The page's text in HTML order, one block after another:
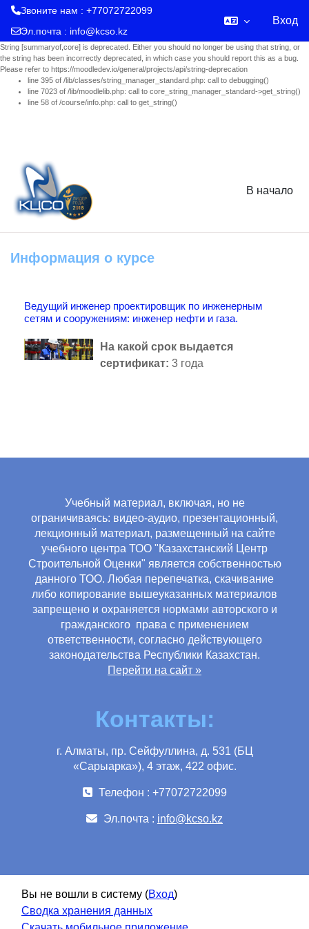
String [summaryof,core] is deprecated. Either you should no longer be using that string, or
the string has been incorrectly deprecated, in which case you should report this as a bug.
Please refer to https://moodledev.io/general/projects/api/string-deprecation
line 395 of /lib/classes/string_manager_standard.php: call to debugging()
line 7023 of /lib/moodlelib.php: call to core_string_manager_standard->get_string()
line 58 of /course/info.php: call to get_string()
Звоните нам : +77072722099
Эл.почта : info@kcso.kz
Вход
В начало
Информация о курсе
Ведущий инженер проектировщик по инженерным
сетям и сооружениям: инженер нефти и газа.
На какой срок выдается
сертификат: 3 года
Учебный материал, включая, но не
ограничиваясь: видео-аудио, презентационный,
лекционный материал, размещенный на сайте
учебного центра ТОО "Казахстанский Центр
Строительной Оценки" является собственностью
данного ТОО. Любая перепечатка, скачивание
либо копирование вышеуказанных материалов
запрещено и охраняется нормами авторского и
гражданского права с применением
ответственности, согласно действующего
законодательства Республики Казахстан.
Перейти на сайт »
Контакты:
г. Алматы, пр. Сейфуллина, д. 531 (БЦ
«Сарыарка»), 4 этаж, 422 офис.
Телефон : +77072722099
Эл.почта : info@kcso.kz
Вы не вошли в систему (Вход)
Сводка хранения данных